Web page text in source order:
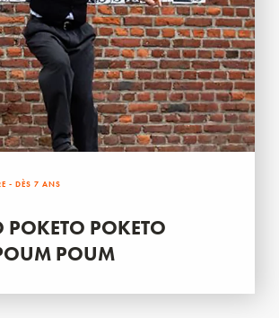
- DÈS 7 ANS
POKETO POKETO
POUM